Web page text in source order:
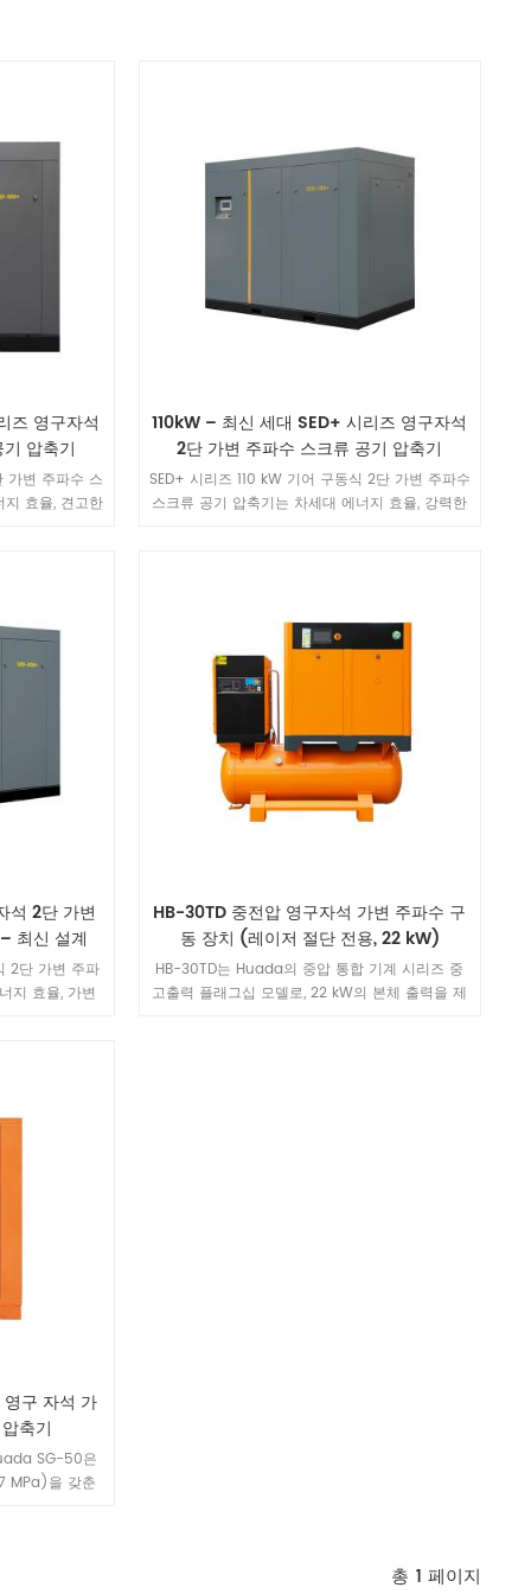
즈 영구자석
압축기
가변 주파수 스
효율, 견고한
110kW – 최신 세대 SED+ 시리즈 영구자석
2단 가변 주파수 스크류 공기 압축기
SED+ 시리즈 110 kW 기어 구동식 2단 가변 주파수
스크류 공기 압축기는 차세대 에너지 효율, 강력한
석 2단 가변
최신 설계
2단 가변 주파
지 효율, 가변
HB-30TD 중전압 영구자석 가변 주파수 구
동 장치 (레이저 절단 전용, 22 kW)
HB-30TD는 Huada의 중압 통합 기계 시리즈 중
고출력 플래그십 모델로, 22 kW의 본체 출력을 제
구 자석 가
축기
SG-50은
MPa)을 갖춘
총 1 페이지